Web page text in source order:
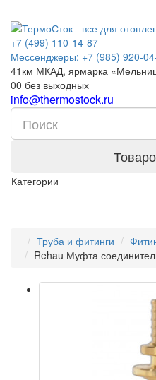
+7 (499) 110-14-87
Мессенджеры: +7 (985) 920-
41км МКАД, ярмарка
00 без выходных
info@thermostock.ru
Категории
Труба и фитинги
Rehau Муфта